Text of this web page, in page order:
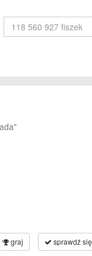
graj sprawdź się